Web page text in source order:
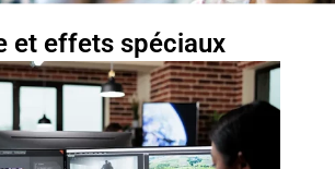
et effets spéciaux